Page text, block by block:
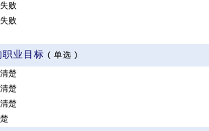
败
败
业目标 ( 单选 )
楚
楚
楚